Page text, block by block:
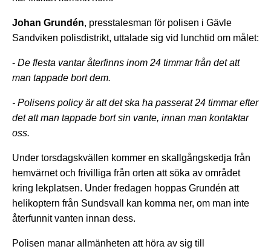
Johan Grundén, presstalesman för polisen i Gävle
Sandviken polisdistrikt, uttalade sig vid lunchtid om målet:
- De flesta vantar återfinns inom 24 timmar från det att
man tappade bort dem.
- Polisens policy är att det ska ha passerat 24 timmar efter
det att man tappade bort sin vante, innan man kontaktar
oss.
Under torsdagskvällen kommer en skallgångskedja från
hemvärnet och frivilliga från orten att söka av området
kring lekplatsen. Under fredagen hoppas Grundén att
helikoptern från Sundsvall kan komma ner, om man inte
återfunnit vanten innan dess.
Polisen manar allmänheten att höra av sig till